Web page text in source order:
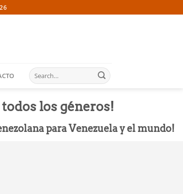
los géneros!
para Venezuela y el mundo!